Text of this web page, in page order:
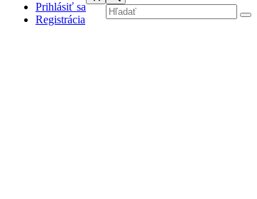
Prihlásiť sa
Registrácia